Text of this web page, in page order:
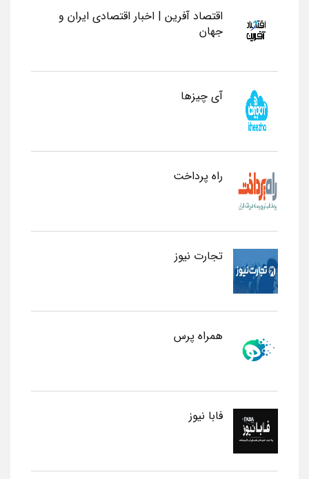
اقتصاد آفرین | اخبار اقتصادی ایران و
جهان
آی چیزها
راه پرداخت
تجارت نیوز
همراه پرس
فابا نیوز